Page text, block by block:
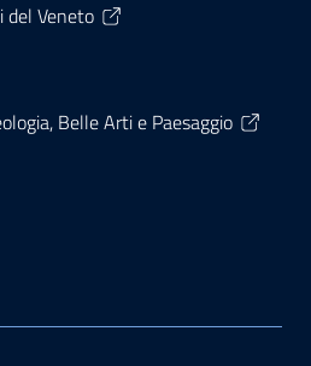
del Veneto
Belle Arti e Paesaggio